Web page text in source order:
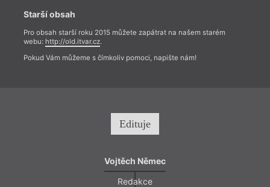
Starší obsah
Pro obsah starší roku 2015 můžete zapátrat na našem starém
webu: http://old.itvar.cz.
Pokud Vám můžeme s čímkoliv pomoci, napište nám!
Edituje
Vojtěch Němec
Redakce